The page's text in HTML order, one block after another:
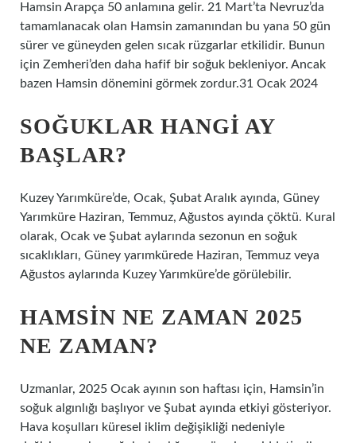
Hamsin Arapça 50 anlamına gelir. 21 Mart’ta Nevruz’da
tamamlanacak olan Hamsin zamanından bu yana 50 gün
sürer ve güneyden gelen sıcak rüzgarlar etkilidir. Bunun
için Zemheri’den daha hafif bir soğuk bekleniyor. Ancak
bazen Hamsin dönemini görmek zordur.31 Ocak 2024
SOĞUKLAR HANGI AY
BAŞLAR?
Kuzey Yarımküre’de, Ocak, Şubat Aralık ayında, Güney
Yarımküre Haziran, Temmuz, Ağustos ayında çöktü. Kural
olarak, Ocak ve Şubat aylarında sezonun en soğuk
sıcaklıkları, Güney yarımkürede Haziran, Temmuz veya
Ağustos aylarında Kuzey Yarımküre’de görülebilir.
HAMSIN NE ZAMAN 2025
NE ZAMAN?
Uzmanlar, 2025 Ocak ayının son haftası için, Hamsin’in
soğuk algınlığı başlıyor ve Şubat ayında etkiyi gösteriyor.
Hava koşulları küresel iklim değişikliği nedeniyle